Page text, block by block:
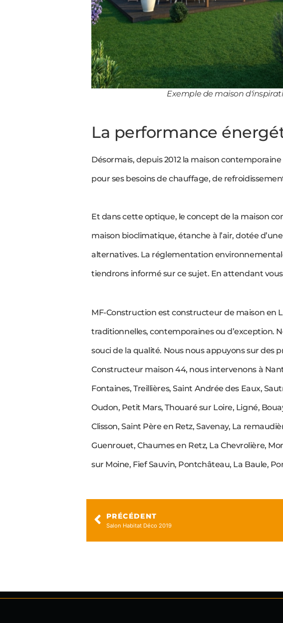
Exemple de maison
La performance
Désormais, depuis 2012 la maison
pour ses besoins de chauffage, de
Et dans cette optique, le concept de la maison
maison bioclimatique, étanche à l’air, dotée
alternatives. La réglementation
tiendrons informé sur ce sujet. En attendant
MF-Construction est constructeur de maison en
traditionnelles, contemporaines ou d’exception.
souci de la qualité. Nous nous appuyons sur des
Constructeur maison 44, nous intervenons à
Fontaines, Treillières, Saint Andrée des Eaux,
Oudon, Petit Mars, Thouaré sur Loire, Ligné,
Clisson, Saint Père en Retz, Savenay, La
Guenrouet, Chaumes en Retz, La Chevrolière,
sur Moine, Fief Sauvin, Pontchâteau, La Baule,
PRÉCÉDENT
Salon Habitat Déco 2019